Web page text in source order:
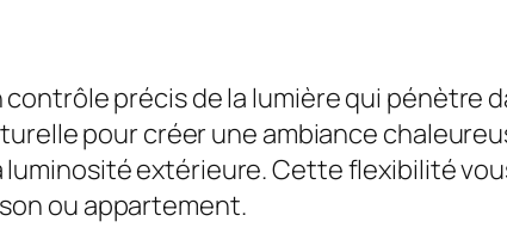
précis de la lumière qui pénètre
pour créer une ambiance
extérieure. Cette flexibilité
ou appartement.